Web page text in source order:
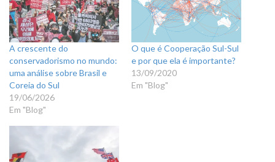
A crescente do
conservadorismo no mundo:
uma análise sobre Brasil e
Coreia do Sul
19/06/2026
Em "Blog"
O que é Cooperação Sul-Sul
e por que ela é importante?
13/09/2020
Em "Blog"